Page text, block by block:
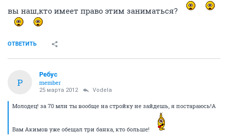
вы наш,кто имеет право этим заниматься?
ОТВЕТИТЬ
Р
Ребус
member
25 марта 2012 Vodela
Молодец! за 70 млн ты вообще на стройку не зайдешь, я постараюсь!А
Вам Акимов уже обещал три банка, кто больше!